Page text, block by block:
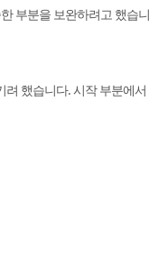
부분을 보완하려고 했습
했습니다. 시작 부분에